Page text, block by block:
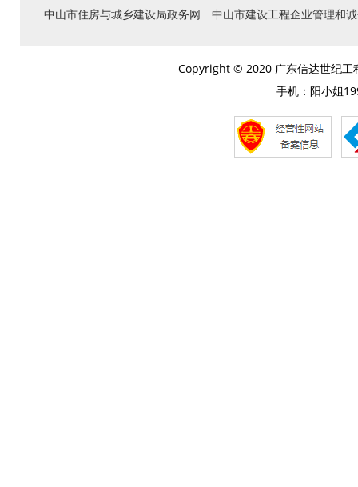
中山市住房与城乡建设局政务网
中山市建设工程企业管理和
Copyright © 2020 广东信达世纪
手机：阳小姐